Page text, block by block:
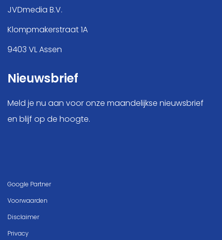
JVDmedia B.V.
Klompmakerstraat 1A
9403 VL Assen
Nieuwsbrief
Meld je nu aan voor onze maandelijkse nieuwsbrief
en blijf op de hoogte.
Google Partner
Voorwaarden
Disclaimer
Privacy